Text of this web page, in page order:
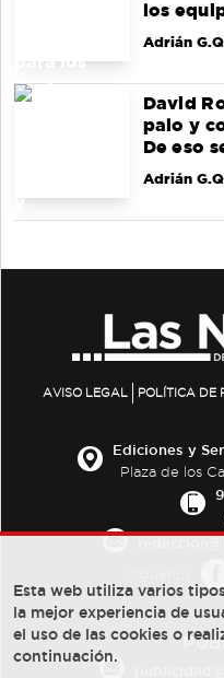
los
Adrián
David
palo y
De eso
Adrián
AVISO LEGAL POLÍTICA DE
Ediciones y
Plaza de los
Esta web utiliza varios
la mejor experiencia de
el uso de las cookies o
continuación.